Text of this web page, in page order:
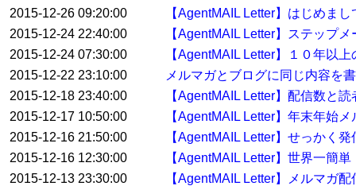
2015-12-26 09:20:00
【AgentMAIL Letter】はじめま
2015-12-24 22:40:00
【AgentMAIL Letter】ステップ
2015-12-24 07:30:00
【AgentMAIL Letter】１０年以
2015-12-22 23:10:00
メルマガとブログに同じ内容を
2015-12-18 23:40:00
【AgentMAIL Letter】配信数と
2015-12-17 10:50:00
【AgentMAIL Letter】年末年始
2015-12-16 21:50:00
【AgentMAIL Letter】せっかく
2015-12-16 12:30:00
【AgentMAIL Letter】世界一簡
2015-12-13 23:30:00
【AgentMAIL Letter】メルマガ